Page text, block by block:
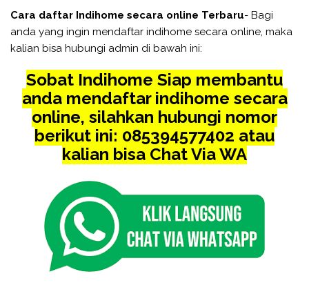
Cara daftar Indihome secara online Terbaru- Bagi
anda yang ingin mendaftar indihome secara online, maka
kalian bisa hubungi admin di bawah ini:
Sobat Indihome Siap membantu
anda mendaftar indihome secara
online, silahkan hubungi nomor
berikut ini: 085394577402 atau
kalian bisa Chat Via WA